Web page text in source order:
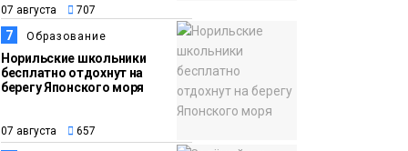
07 августа 707
7 Образование
Норильские школьники
бесплатно отдохнут на
берегу Японского моря
07 августа 657